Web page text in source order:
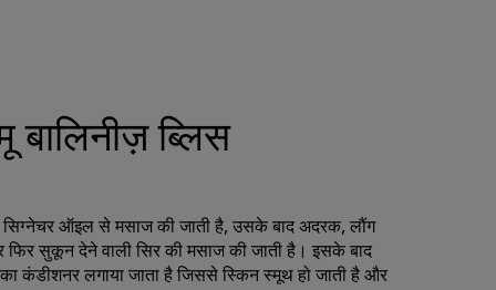
बालिनीज़ ब्लिस
ऑइल से मसाज की जाती है, उसके बाद अदरक, लौंग
सुकून देने वाली सिर की मसाज की जाती है। इसके बाद
कंडीशनर लगाया जाता है जिससे स्किन स्मूथ हो जाती है और